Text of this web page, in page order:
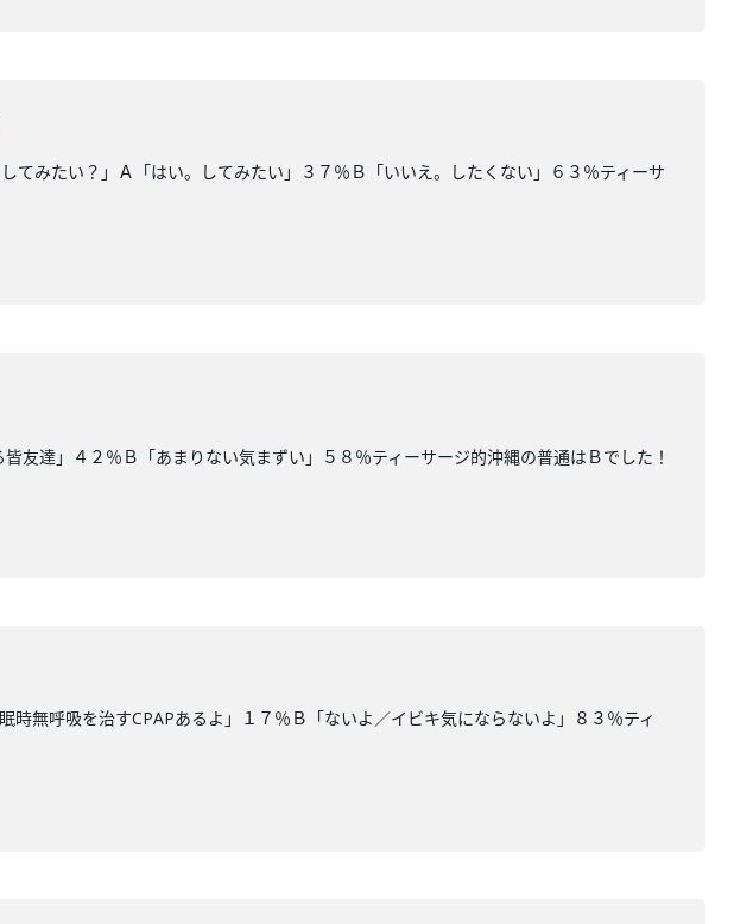
てみたい？」Ａ「はい。してみたい」３７％Ｂ「いいえ。したくない」６３％ティーサ
友達」４２％Ｂ「あまりない気まずい」５８％ティーサージ的沖縄の普通はＢでした！
無呼吸を治すCPAPあるよ」１７％Ｂ「ないよ／イビキ気にならないよ」８３％ティ